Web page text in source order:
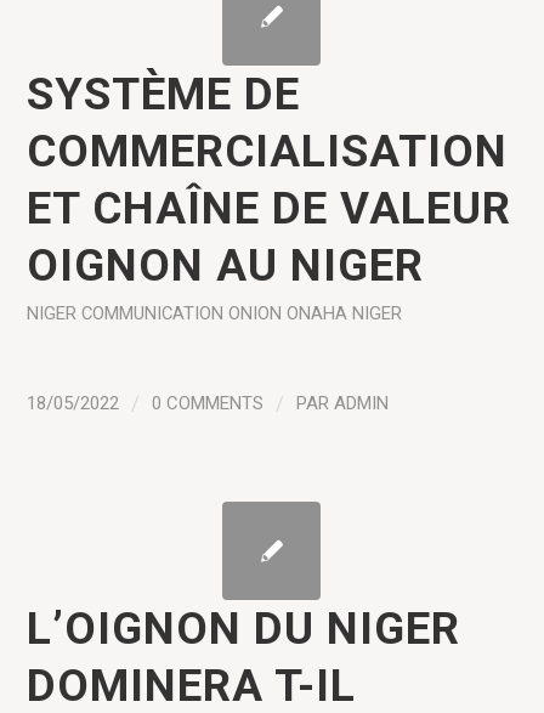
SYSTÈME DE
COMMERCIALISATION
ET CHAÎNE DE VALEUR
OIGNON AU NIGER
NIGER COMMUNICATION ONION ONAHA NIGER
18/05/2022 / 0 COMMENTS / PARADMIN
L’OIGNON DU NIGER
DOMINERA T-IL